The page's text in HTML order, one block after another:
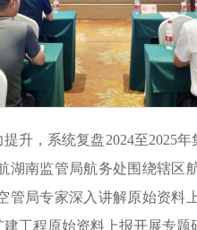
升，系统复盘2024至2025
湖南监管局航务处围绕辖区
管局专家深入讲解原始资料
建工程原始资料上报开展专题